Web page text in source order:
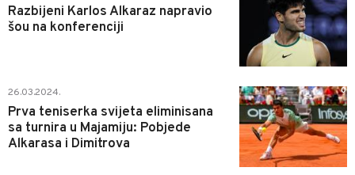
Razbijeni Karlos Alkaraz napravio
šou na konferenciji
26.03.2024.
Prva teniserka svijeta eliminisana
sa turnira u Majamiju: Pobjede
Alkarasa i Dimitrova
0